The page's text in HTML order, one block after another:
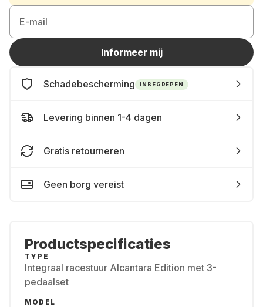
E-mail
Informeer mij
Schadebescherming INBEGREPEN
Levering binnen 1-4 dagen
Gratis retourneren
Geen borg vereist
Productspecificaties
TYPE
Integraal racestuur Alcantara Edition met 3-
pedaalset
MODEL